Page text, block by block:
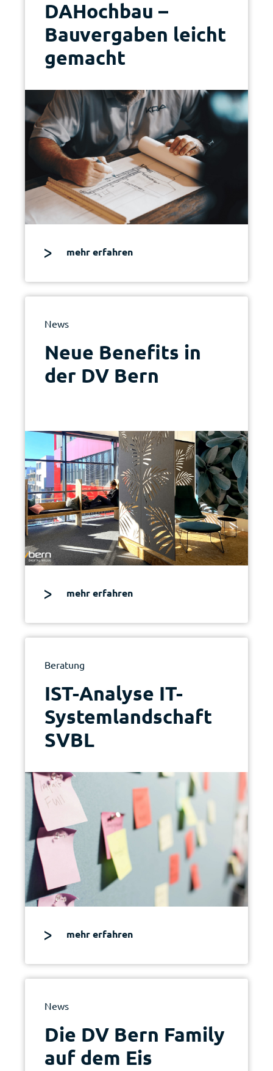
DAHochbau –
Bauvergaben leicht
gemacht
mehr erfahren
News
Neue Benefits in
der DV Bern
mehr erfahren
Beratung
IST-Analyse­­ IT-
Systemlandschaft
SVBL
mehr erfahren
News
Die DV Bern Family
auf dem Eis